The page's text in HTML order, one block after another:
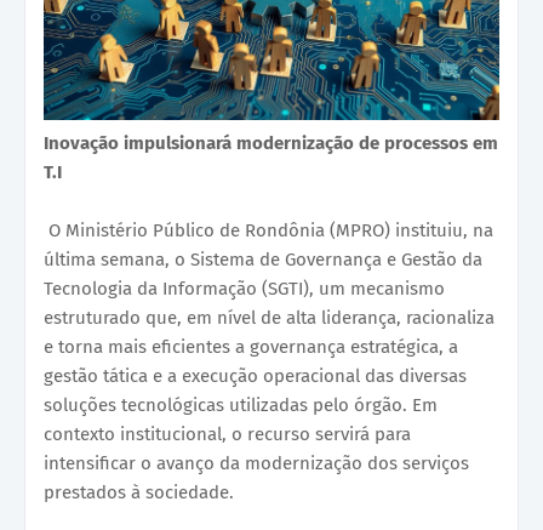
Inovação impulsionará modernização de processos em
T.I
O Ministério Público de Rondônia (MPRO) instituiu, na
última semana, o Sistema de Governança e Gestão da
Tecnologia da Informação (SGTI), um mecanismo
estruturado que, em nível de alta liderança, racionaliza
e torna mais eficientes a governança estratégica, a
gestão tática e a execução operacional das diversas
soluções tecnológicas utilizadas pelo órgão. Em
contexto institucional, o recurso servirá para
intensificar o avanço da modernização dos serviços
prestados à sociedade.